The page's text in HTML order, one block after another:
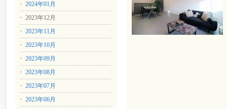
2024年01月
2023年12月
2023年11月
2023年10月
2023年09月
2023年08月
2023年07月
2023年06月